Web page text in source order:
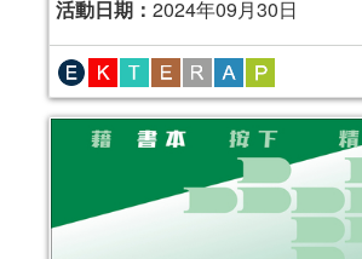
活動日期： 2024年09月30日